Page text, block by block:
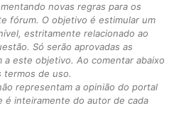
novas regras para os
fórum. O objetivo é estimular um
estritamente relacionado ao
Só serão aprovadas as
a este objetivo. Ao comentar abaixo
termos de uso.
representam a opinião do portal
é inteiramente do autor de cada